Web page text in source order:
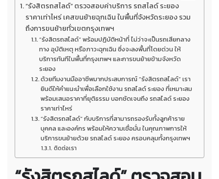
“รังสิตรถสไลด์” ตรวจสอบค่าบริการ รถสไลด์ ระยอง
ราคาเท่าไหร่ เคสขนย้ายฉุกเฉิน ในพื้นที่จังหวัดระยอง รวม
ถึงการขนย้ายทั่วเขตกรุงเทพฯ
“รังสิตรถสไลด์” พร้อมปฏิบัติหน้าที่ ไม่ว่าจะเป็นรถเสียกลาง
ทาง อุบัติเหตุ หรือภาวะฉุกเฉิน ซึ่งจะลงพื้นที่โดยด่วน ให้
บริการทันทีในพื้นที่กรุงเทพฯ และการขนย้ายข้ามจังหวัด
ระยอง
ด้วยทีมงานมืออาชีพมากประสบการณ์ “รังสิตรถสไลด์” เรา
ยินดีให้คำแนะนำเพื่อเลือกใช้งาน รถสไลด์ ระยอง ที่เหมาะสม
พร้อมเสนอราคาที่ยุติธรรม บอกชัดเจนถึง รถสไลด์ ระยอง
ราคาเท่าไหร่
“รังสิตรถสไลด์” กับบริการที่สามารถรองรับทั้งลูกค้าราย
บุคคล และองค์กร พร้อมให้ความเชื่อมั่น ในคุณภาพการให้
บริการขนย้ายด้วย รถสไลด์ ระยอง ครอบคลุมทั้งกรุงเทพฯ
ติดต่อเรา